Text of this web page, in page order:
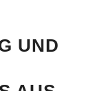
UND